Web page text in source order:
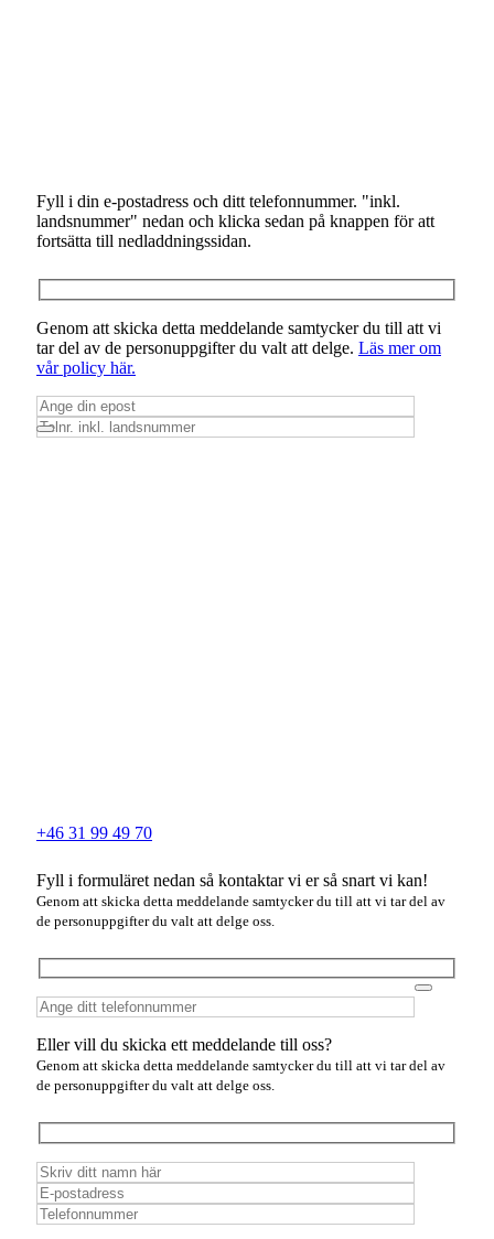
Fyll i din e-postadress och ditt telefonnummer. "inkl.
landsnummer" nedan och klicka sedan på knappen för att
fortsätta till nedladdningssidan.
Genom att skicka detta meddelande samtycker du till att vi
tar del av de personuppgifter du valt att delge. Läs mer om
vår policy här.
+46 31 99 49 70
Fyll i formuläret nedan så kontaktar vi er så snart vi kan!
Genom att skicka detta meddelande samtycker du till att vi tar del av
de personuppgifter du valt att delge oss.
Eller vill du skicka ett meddelande till oss?
Genom att skicka detta meddelande samtycker du till att vi tar del av
de personuppgifter du valt att delge oss.